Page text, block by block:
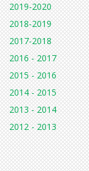
2019-2020
2018-2019
2017-2018
2016 - 2017
2015 - 2016
2014 - 2015
2013 - 2014
2012 - 2013